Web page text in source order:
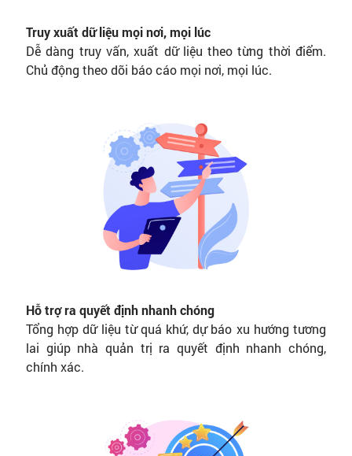
Truy xuất dữ liệu mọi nơi, mọi lúc
Dễ dàng truy vấn, xuất dữ liệu theo từng thời điểm.
Chủ động theo dõi báo cáo mọi nơi, mọi lúc.
Hỗ trợ ra quyết định nhanh chóng
Tổng hợp dữ liệu từ quá khứ, dự báo xu hướng tương
lai giúp nhà quản trị ra quyết định nhanh chóng,
chính xác.